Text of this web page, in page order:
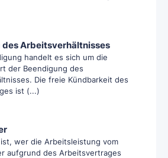
des Arbeitsverhältnisses
handelt es sich um die
der Beendigung des
Die freie Kündbarkeit des
ist (...)
wer die Arbeitsleistung vom
aufgrund des Arbeitsvertrages